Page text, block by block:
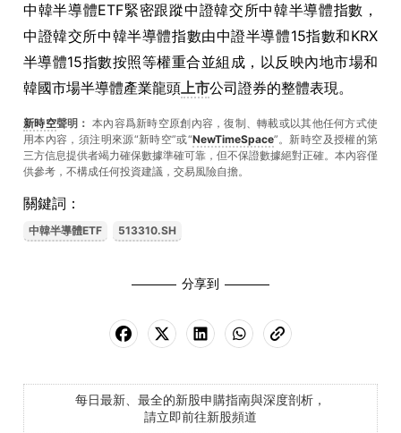
中韓半導體ETF緊密跟蹤中證韓交所中韓半導體指數，
中證韓交所中韓半導體指數由中證半導體15指數和KRX
半導體15指數按照等權重合並組成，以反映內地市場和
韓國市場半導體產業龍頭上市公司證券的整體表現。
新時空聲明： 本內容爲新時空原創內容，復制、轉載或以其他任何方式使
用本內容，須注明來源“新時空”或“NewTimeSpace”。新時空及授權的第
三方信息提供者竭力確保數據準確可靠，但不保證數據絕對正確。本內容僅
供參考，不構成任何投資建議，交易風險自擔。
關鍵詞：
中韓半導體ETF 513310.SH
分享到
每日最新、最全的新股申購指南與深度剖析，
請立即前往新股頻道